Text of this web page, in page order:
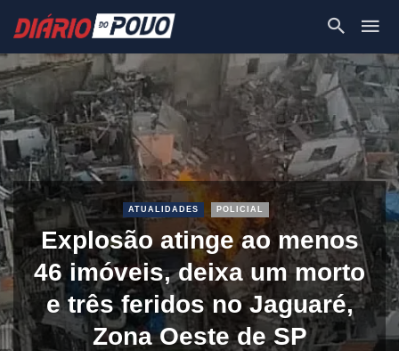
ATUALIDADES POLICIAL
Explosão atinge ao menos
46 imóveis, deixa um morto
e três feridos no Jaguaré,
Zona Oeste de SP